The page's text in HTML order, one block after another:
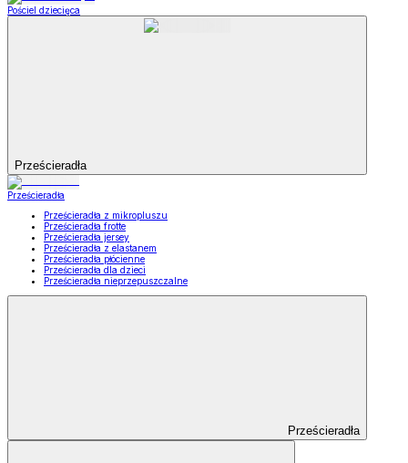
Pościel dziecięca
Prześcieradła
Prześcieradła
Prześcieradła z mikropluszu
Prześcieradła frotte
Prześcieradła jersey
Prześcieradła z elastanem
Prześcieradła płócienne
Prześcieradła dla dzieci
Prześcieradła nieprzepuszczalne
Prześcieradła